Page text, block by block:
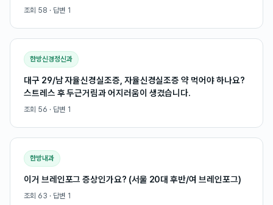
조회 58 · 답변 1
한방신경정신과
대구 29/남 자율신경실조증, 자율신경실조증 약 먹어야 하나요?
스트레스 후 두근거림과 어지러움이 생겼습니다.
조회 56 · 답변 1
한방내과
이거 브레인포그 증상인가요? (서울 20대 후반/여 브레인포그)
조회 63 · 답변 1